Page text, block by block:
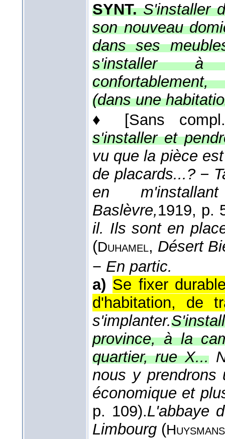
SYNT.S'installer
son nouveau
dans ses
s'installer à
(dans une
♦
[Sans
s'installer et
vu que la pièce
de placards...? −
en
Baslèvre,1919, p.
il. Ils sont en
(Duhamel, Désert
− En partic.
a) Se fixer
d'habitation, de
s'implanter.
province, à la
quartier, rue X...
nous y
économique et
p. 109).L'abbaye
Limbourg (Huysmans